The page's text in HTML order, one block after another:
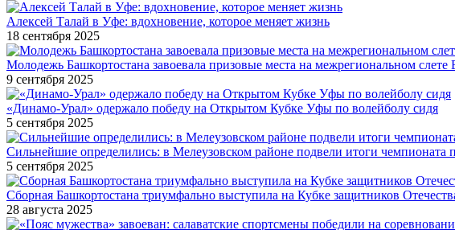
Алексей Талай в Уфе: вдохновение, которое меняет жизнь
18 сентября 2025
Молодежь Башкортостана завоевала призовые места на межрегиональном
9 сентября 2025
«Динамо-Урал» одержало победу на Открытом Кубке Уфы по волейболу сидя
5 сентября 2025
Сильнейшие определились: в Мелеузовском районе подвели итоги чемпионата
5 сентября 2025
Сборная Башкортостана триумфально выступила на Кубке защитников
28 августа 2025